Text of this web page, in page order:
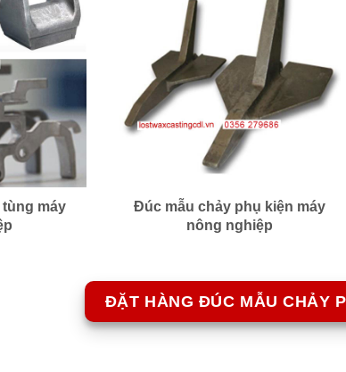
máy
Đúc mẫu chảy phụ kiện máy
nông nghiệp
ĐẶT HÀNG ĐÚC MẪU CHẢY